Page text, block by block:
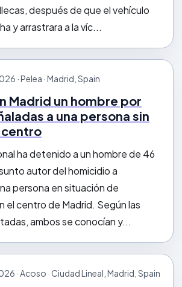
después de que el vehículo
y arrastrara a la víc...
· Pelea · Madrid, Spain
Madrid un hombre por
a una persona sin
centro
ha detenido a un hombre de 46
autor del homicidio a
persona en situación de
el centro de Madrid. Según las
ambos se conocían y...
· Acoso · Ciudad Lineal, Madrid, Spain